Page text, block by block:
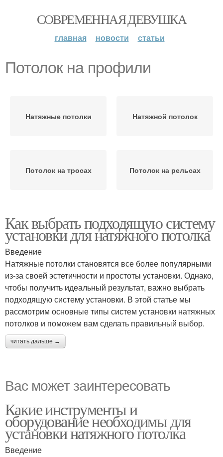
СОВРЕМЕННАЯ ДЕВУШКА
главная новости статьи
Потолок на профили
Натяжные потолки Натяжной потолок
Потолок на тросах Потолок на рельсах
Как выбрать подходящую систему
установки для натяжного потолка
Введение
Натяжные потолки становятся все более популярными
из-за своей эстетичности и простоты установки. Однако,
чтобы получить идеальный результат, важно выбрать
подходящую систему установки. В этой статье мы
рассмотрим основные типы систем установки натяжных
потолков и поможем вам сделать правильный выбор.
читать дальше →
Вас может заинтересовать
Какие инструменты и
оборудование необходимы для
установки натяжного потолка
Введение